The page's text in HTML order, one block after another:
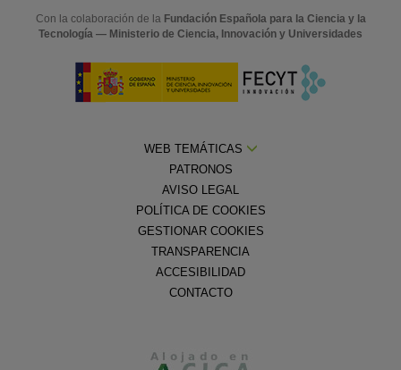
Con la colaboración de la Fundación Española para la Ciencia y la
Tecnología — Ministerio de Ciencia, Innovación y Universidades
WEB TEMÁTICAS
PATRONOS
AVISO LEGAL
POLÍTICA DE COOKIES
GESTIONAR COOKIES
TRANSPARENCIA
ACCESIBILIDAD
CONTACTO